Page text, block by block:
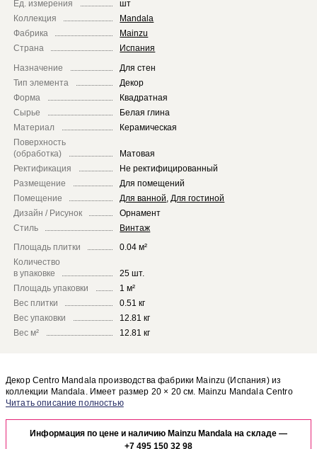
Ед. измерения
шт
Коллекция
Mandala
Фабрика
Mainzu
Страна
Испания
Назначение
Для стен
Тип элемента
Декор
Форма
Квадратная
Сырье
Белая глина
Материал
Керамическая
Поверхность
(обработка)
Матовая
Ректификация
Не ректифицированный
Размещение
Для помещений
Помещение
Для ванной Для гостиной
Дизайн / Рисунок
Орнамент
Стиль
Винтаж
Площадь плитки
0.04 м²
Количество
в упаковке
25 шт.
Площадь упаковки
1 м²
Вес плитки
0.51 кг
Вес упаковки
12.81 кг
Вес м²
12.81 кг
Декор Centro Mandala производства фабрики Mainzu (Испания) из
коллекции Mandala. Имеет размер 20 × 20 см. Mainzu Mandala Centro
Mandala отлично сочетается с другими элементами коллекции Mandala.
Вашего помещения, закажите бесплатный дизайн-проект с
использованием элементов коллекции Mainzu Mandala.
Информация по цене и наличию Mainzu Mandala на складе —
+7 495 150 32 98